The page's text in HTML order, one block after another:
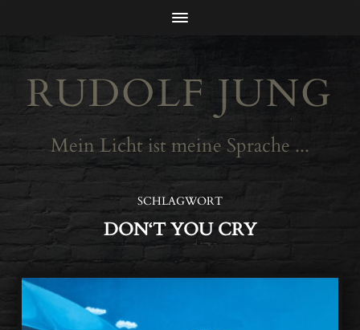
RUDOLF JUNG
Mein Licht ist meine Sprache ...
SCHLAGWORT
DON‘T YOU CRY